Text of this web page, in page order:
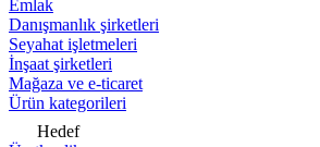
Emlak
Danışmanlık şirketleri
Seyahat işletmeleri
İnşaat şirketleri
Mağaza ve e-ticaret
Ürün kategorileri
Hedef